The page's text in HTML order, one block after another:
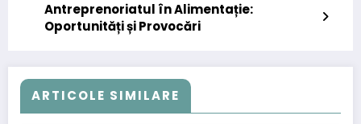
Antreprenoriatul în Alimentație:
Oportunități și Provocări
ARTICOLE SIMILARE